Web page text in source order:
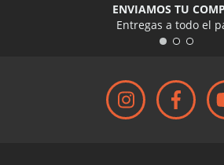
ENVIAMOS TU
Entregas a todo el